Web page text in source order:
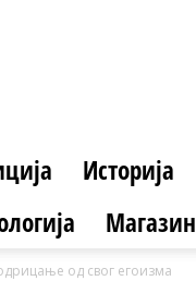
Историја
Магазин
од свог егоизма